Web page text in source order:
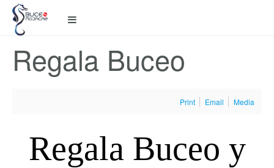
Regala Buceo
Print Email Media
Regala Buceo y